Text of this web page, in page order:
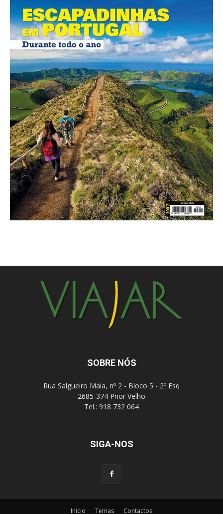
SOBRE NÓS
Rua Salgueiro Maia, nº 2 - Bloco 5 - 2º Esq
2685-374 Prior Velho
Tel.: 918 732 064
SIGA-NOS
Inicio Temas Contactos